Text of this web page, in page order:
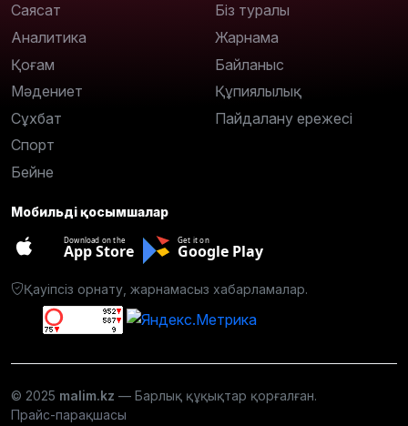
Саясат
Аналитика
Қоғам
Мәдениет
Сұхбат
Спорт
Бейне
Біз туралы
Жарнама
Байланыс
Құпиялылық
Пайдалану ережесі
Мобильді қосымшалар
Download on the
App Store
Get it on
Google Play
Қауіпсіз орнату, жарнамасыз хабарламалар.
© 2025 malim.kz — Барлық құқықтар қорғалған.
Прайс-парақшасы